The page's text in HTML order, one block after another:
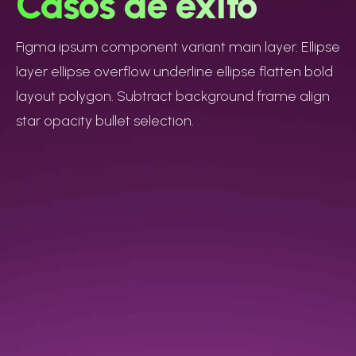
Figma ipsum component variant main layer. Ellipse
layer ellipse overflow underline ellipse flatten bold
layout polygon. Subtract background frame align
star opacity bullet selection.